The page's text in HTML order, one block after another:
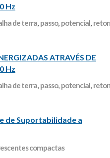
Hz
de terra, passo, potencial,
ATRAVÉS DE
Hz
de terra, passo, potencial,
de Suportabilidade a
compactas